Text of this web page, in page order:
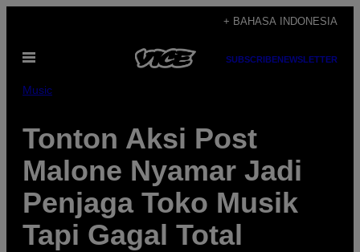
content
+ BAHASA INDONESIA
Open
SUBSCRIBENEWSLETTER
Music
Tonton Aksi Post
Malone Nyamar Jadi
Penjaga Toko Musik
Tapi Gagal Total